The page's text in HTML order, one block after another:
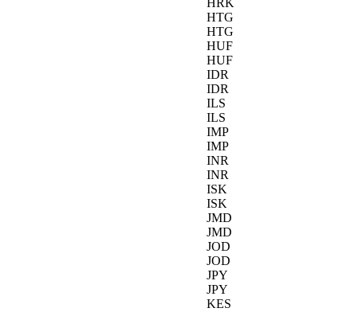
HRK
HTG
HTG
HUF
HUF
IDR
IDR
ILS
ILS
IMP
IMP
INR
INR
ISK
ISK
JMD
JMD
JOD
JOD
JPY
JPY
KES